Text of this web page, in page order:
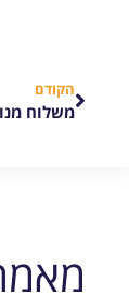
הקודם